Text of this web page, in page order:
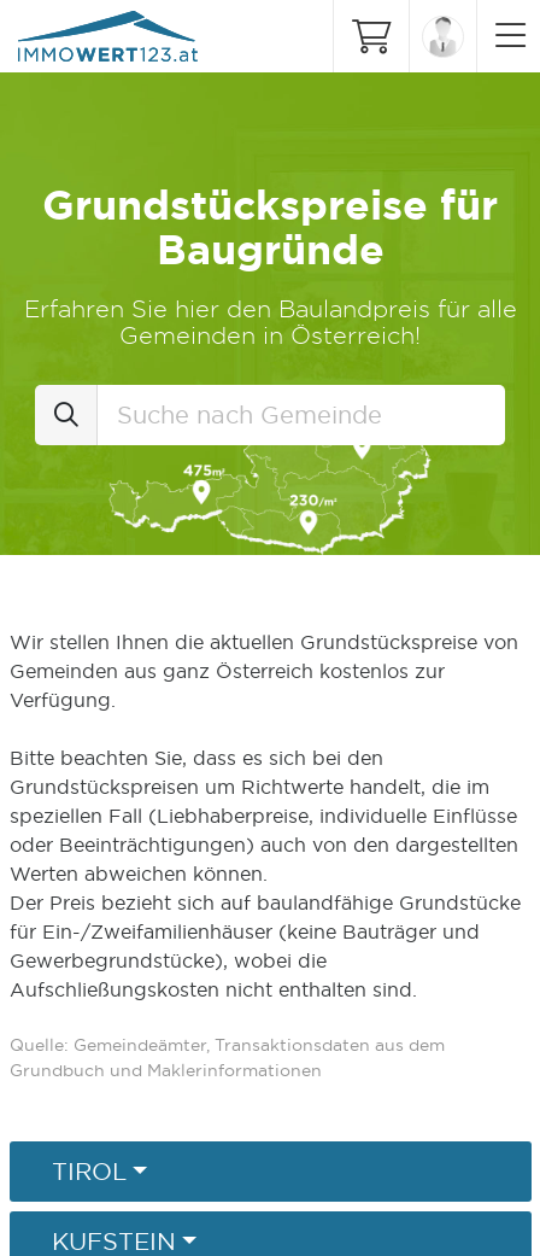
Grundstückspreise für
Baugründe
Erfahren Sie hier den Baulandpreis für alle
Gemeinden in Österreich!
Wir stellen Ihnen die aktuellen Grundstückspreise von
Gemeinden aus ganz Österreich kostenlos zur
Verfügung.
Bitte beachten Sie, dass es sich bei den
Grundstückspreisen um Richtwerte handelt, die im
speziellen Fall (Liebhaberpreise, individuelle Einflüsse
oder Beeinträchtigungen) auch von den dargestellten
Werten abweichen können.
Der Preis bezieht sich auf baulandfähige Grundstücke
für Ein-/Zweifamilienhäuser (keine Bauträger und
Gewerbegrundstücke), wobei die
Aufschließungskosten nicht enthalten sind.
Quelle: Gemeindeämter, Transaktionsdaten aus dem
Grundbuch und Maklerinformationen
TIROL
KUFSTEIN